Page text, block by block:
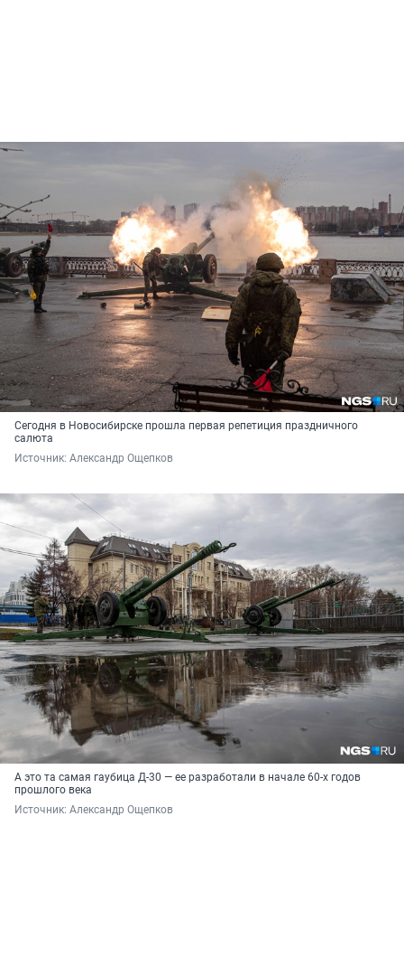
Сегодня в Новосибирске прошла первая репетиция праздничного
салюта
Источник: Александр Ощепков
А это та самая гаубица Д-30 — ее разработали в начале 60-х годов
прошлого века
Источник: Александр Ощепков